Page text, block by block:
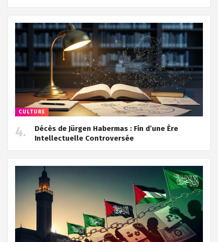
CULTURE
Décès de Jürgen Habermas : Fin d’une Ère
Intellectuelle Controversée